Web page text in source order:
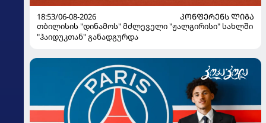
18:53/06-08-2026
ᲙᲝᲜᲤᲔᲠᲔᲜᲡ ᲚᲘᲒᲐ
თბილისის "დინამოს" მძლეველი "ჟალგირისი" სახლში
"ჰაიდუკთან" განადგურდა